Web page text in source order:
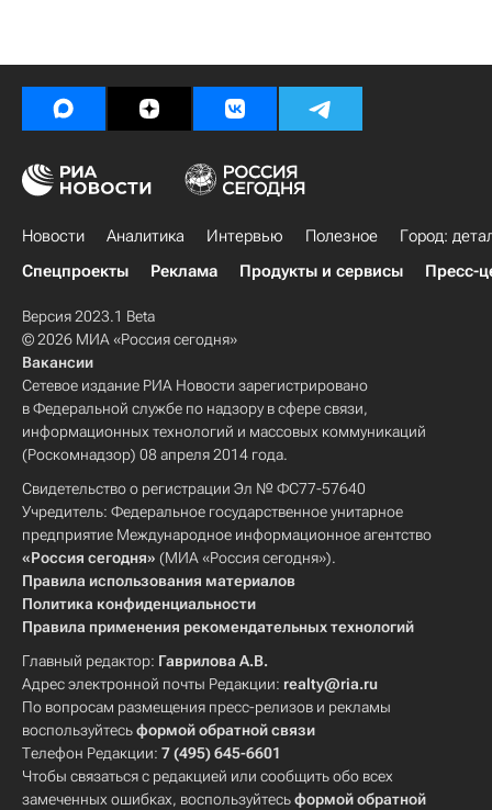
Новости Аналитика Интервью Полезное
Город:
Спецпроекты
Реклама Продукты и сервисы Пресс-
Версия 2023.1 Beta
© 2026 МИА «Россия сегодня»
Вакансии
Сетевое издание РИА Новости зарегистрировано
в Федеральной службе по надзору в сфере связи,
информационных технологий и массовых коммуникаций
(Роскомнадзор) 08 апреля 2014 года.
Свидетельство о регистрации Эл № ФС77-57640
Учредитель: Федеральное государственное унитарное
предприятие Международное информационное агентство
«Россия сегодня» (МИА «Россия сегодня»).
Правила использования материалов
Политика конфиденциальности
Правила применения рекомендательных технологий
Главный редактор: Гаврилова А.В.
Адрес электронной почты Редакции: realty@ria.ru
По вопросам размещения пресс-релизов и рекламы
воспользуйтесьформой обратной связи
Телефон Редакции: 7 (495) 645-6601
Чтобы связаться с редакцией или сообщить обо всех
замеченных ошибках, воспользуйтесьформой обратной